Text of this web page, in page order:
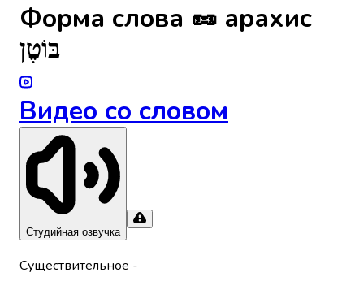
Форма слова 🥜 арахис
בּוֹטֶן
Видео со словом
Студийная озвучка
Существительное -